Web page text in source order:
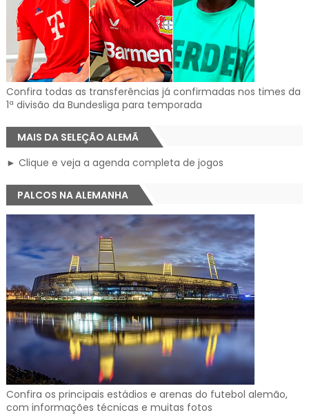
Confira todas as transferências já confirmadas nos times da
1ª divisão da Bundesliga para temporada
MAIS DA SELEÇÃO ALEMÃ
► Clique e veja a agenda completa de jogos
PALCOS NA ALEMANHA
Confira os principais estádios e arenas do futebol alemão,
com informações técnicas e muitas fotos